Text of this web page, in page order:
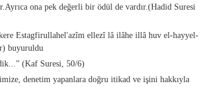
ona pek değerli bir ödül de vardır.(Hadid Suresi
Estagfirullahel'azîm ellezî lâ ilâhe illâ huv el-hayyel-
buyuruldu
(Kaf Suresi, 50/6)
denetim yapanlara doğru itikad ve işini hakkıyla